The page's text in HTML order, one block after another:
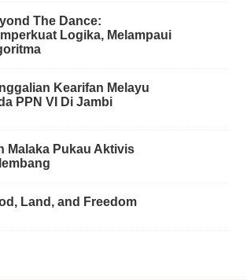
The Dance:
Logika, Melampaui
Kearifan Melayu
PPN VI Di Jambi
Malaka Pukau Aktivis
Land, and Freedom